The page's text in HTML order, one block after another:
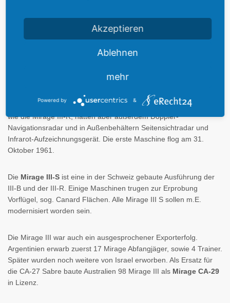
Für Aufklärungseinsätze entstand die
, die äußerlich
der III-C ähnlich ist. Statt des Bugradars wurde eine
Aufklärerausrüstung bestand aus 5 Kameras. Diese Version kam
Für die französische Luftwaffe wurden 50 Mirage III-R und 20
ausgerüsteteMirage III-RDgebaut. Diese waren
wie die Mirage III-R, hatten aber außerdem Doppler-
Navigationsradar und in Außenbehältern Seitensichtradar und
Infrarot-Aufzeichnungsgerät. Die erste Maschine flog am 31.
Oktober 1961.
Die Mirage III-S ist eine in der Schweiz gebaute Ausführung der
III-B und der III-R. Einige Maschinen trugen zur Erprobung
Vorflügel, sog. Canard Flächen. Alle Mirage III S sollen m.E.
modernisiert worden sein.
Die Mirage III war auch ein ausgesprochener Exporterfolg.
Argentinien erwarb zuerst 17 Mirage Abfangjäger, sowie 4 Trainer.
Später wurden noch weitere von Israel erworben. Als Ersatz für
die CA-27 Sabre baute Australien 98 Mirage III als Mirage CA-29
in Lizenz.
Akzeptieren
Ablehnen
mehr
Powered by &